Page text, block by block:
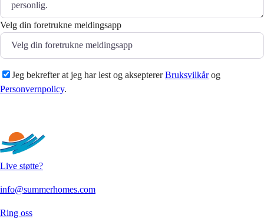
Velg din foretrukne meldingsapp
Jeg bekrefter at jeg har lest og akseptererBruksvilkårog
Personvernpolicy.
Live støtte?
info@summerhomes.com
Ring oss